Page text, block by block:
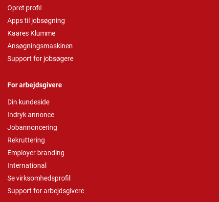
Opret profil
Apps til jobsøgning
Kaares Klumme
Ansøgningsmaskinen
Support for jobsøgere
For arbejdsgivere
Din kundeside
Indryk annonce
Jobannoncering
Rekruttering
Employer branding
International
Se virksomhedsprofil
Support for arbejdsgivere